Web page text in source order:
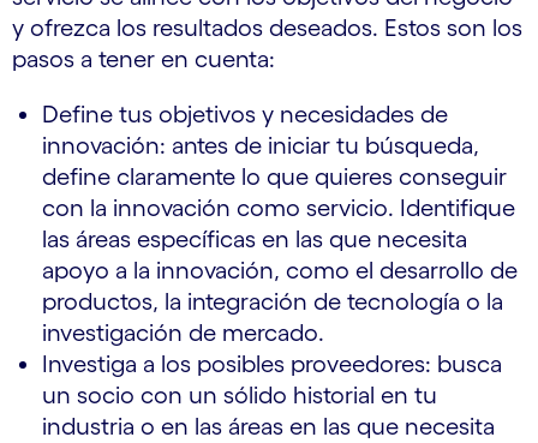
y ofrezca los resultados deseados. Estos son los
pasos a tener en cuenta:
Define tus objetivos y necesidades de
innovación: antes de iniciar tu búsqueda,
define claramente lo que quieres conseguir
con la innovación como servicio. Identifique
las áreas específicas en las que necesita
apoyo a la innovación, como el desarrollo de
productos, la integración de tecnología o la
investigación de mercado.
Investiga a los posibles proveedores: busca
un socio con un sólido historial en tu
industria o en las áreas en las que necesita